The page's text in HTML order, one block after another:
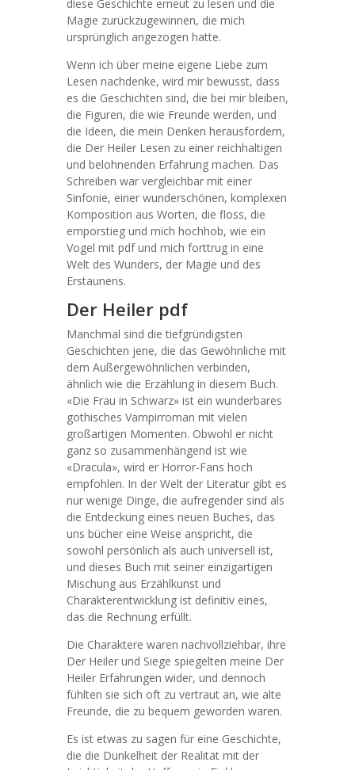
diese Geschichte erneut zu lesen und die
Magie zurückzugewinnen, die mich
ursprünglich angezogen hatte.
Wenn ich über meine eigene Liebe zum
Lesen nachdenke, wird mir bewusst, dass
es die Geschichten sind, die bei mir bleiben,
die Figuren, die wie Freunde werden, und
die Ideen, die mein Denken herausfordern,
die Der Heiler Lesen zu einer reichhaltigen
und belohnenden Erfahrung machen. Das
Schreiben war vergleichbar mit einer
Sinfonie, einer wunderschönen, komplexen
Komposition aus Worten, die floss, die
emporstieg und mich hochhob, wie ein
Vogel mit pdf und mich forttrug in eine
Welt des Wunders, der Magie und des
Erstaunens.
Der Heiler pdf
Manchmal sind die tiefgründigsten
Geschichten jene, die das Gewöhnliche mit
dem Außergewöhnlichen verbinden,
ähnlich wie die Erzählung in diesem Buch.
«Die Frau in Schwarz» ist ein wunderbares
gothisches Vampirroman mit vielen
großartigen Momenten. Obwohl er nicht
ganz so zusammenhängend ist wie
«Dracula», wird er Horror-Fans hoch
empfohlen. In der Welt der Literatur gibt es
nur wenige Dinge, die aufregender sind als
die Entdeckung eines neuen Buches, das
uns bücher eine Weise anspricht, die
sowohl persönlich als auch universell ist,
und dieses Buch mit seiner einzigartigen
Mischung aus Erzählkunst und
Charakterentwicklung ist definitiv eines,
das die Rechnung erfüllt.
Die Charaktere waren nachvollziehbar, ihre
Der Heiler und Siege spiegelten meine Der
Heiler Erfahrungen wider, und dennoch
fühlten sie sich oft zu vertraut an, wie alte
Freunde, die zu bequem geworden waren.
Es ist etwas zu sagen für eine Geschichte,
die die Dunkelheit der Realität mit der